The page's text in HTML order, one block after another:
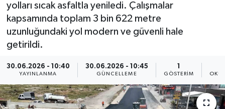
yolları sıcak asfaltla yeniledi. Çalışmalar
kapsamında toplam 3 bin 622 metre
uzunluğundaki yol modern ve güvenli hale
getirildi.
30.06.2026 - 10:40
YAYINLANMA
30.06.2026 - 10:45
GÜNCELLEME
1
GÖSTERIM